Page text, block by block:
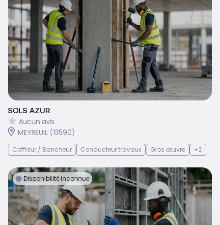
SOLS AZUR
Aucun avis
MEYREUIL (13590)
Coffreur / Bancheur Conducteur travaux Gros œuvre +2
Disponibilité inconnue